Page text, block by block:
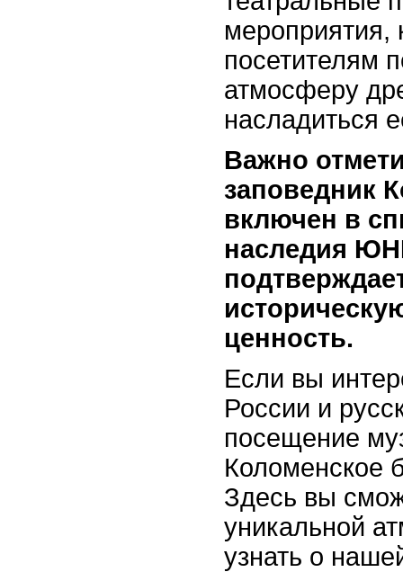
мероприятия,
посетителям
атмосферу
насладиться
Важно
заповедник
включен в
наследия
ценность.
Если вы
России и
посещение
Коломенское
Здесь вы
уникальной
узнать о